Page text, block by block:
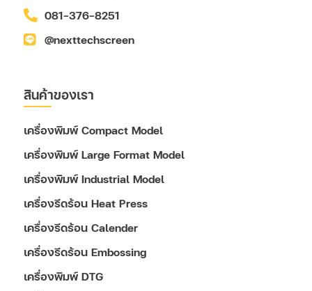
081-376-8251
@nexttechscreen
สินค้าของเรา
เครื่องพิมพ์ Compact Model
เครื่องพิมพ์ Large Format Model
เครื่องพิมพ์ Industrial Model
เครื่องรีดร้อน Heat Press
เครื่องรีดร้อน Calender
เครื่องรีดร้อน Embossing
เครื่องพิมพ์ DTG